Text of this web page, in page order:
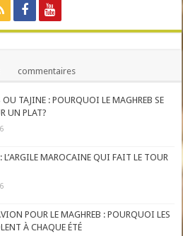
commentaires
TAJINE : POURQUOI LE MAGHREB SE
UN PLAT?
L’ARGILE MAROCAINE QUI FAIT LE TOUR
POUR LE MAGHREB : POURQUOI LES
À CHAQUE ÉTÉ